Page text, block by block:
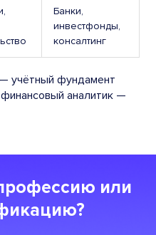
Банки,
инвестфонды,
консалтинг
учётный фундамент
аналитик —
или